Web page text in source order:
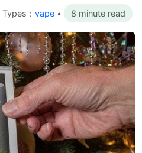
： vape • 8 minute read